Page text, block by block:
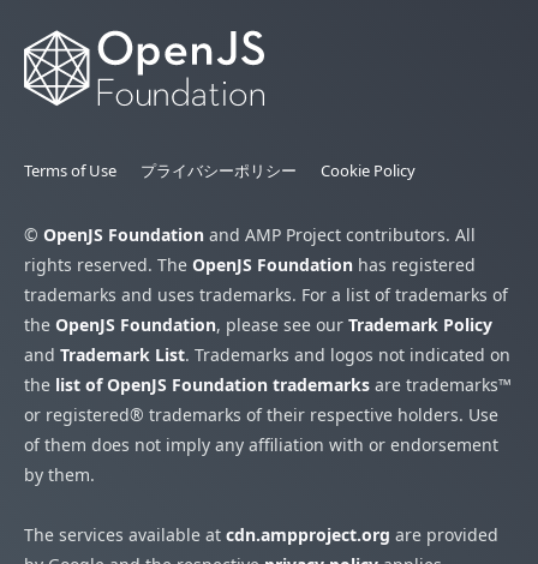
Terms of Use プライバシーポリシー Cookie Policy
© OpenJS Foundation and AMP Project contributors. All
rights reserved. The OpenJS Foundation has registered
trademarks and uses trademarks. For a list of trademarks of
the OpenJS Foundation, please see our Trademark Policy
and Trademark List. Trademarks and logos not indicated on
the list of OpenJS Foundation trademarks are trademarks™
or registered® trademarks of their respective holders. Use
of them does not imply any affiliation with or endorsement
by them.
The services available at cdn.ampproject.org are provided